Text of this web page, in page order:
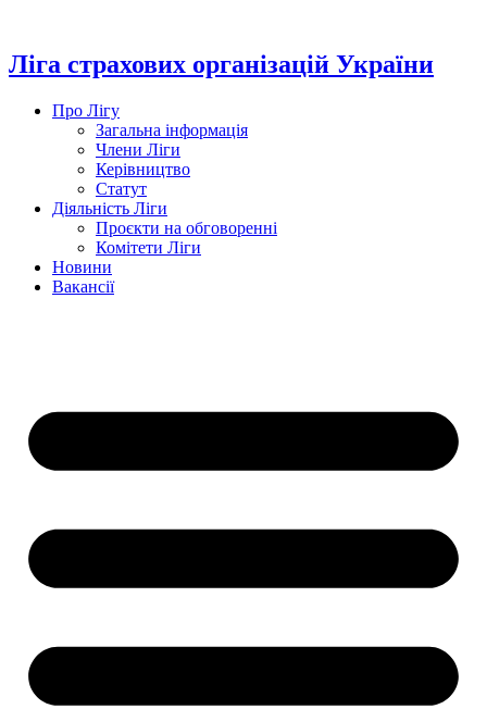
вмісту
Ліга страхових організацій України
Про Лігу
Загальна інформація
Члени Ліги
Керівництво
Статут
Діяльність Ліги
Проєкти на обговоренні
Комітети Ліги
Новини
Вакансії